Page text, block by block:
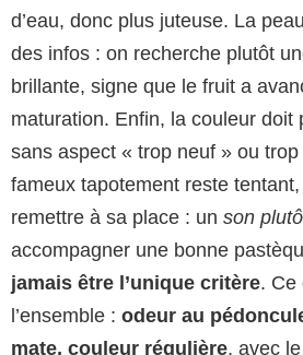
d’eau, donc plus juteuse. La
des infos : on recherche plutôt
brillante, signe que le fruit a
maturation. Enfin, la couleur doit
sans aspect « trop neuf » ou
fameux tapotement reste
remettre à sa place : un son
accompagner une bonne
jamais être l’unique critère. Ce
l’ensemble : odeur au
mate, couleur régulière, avec